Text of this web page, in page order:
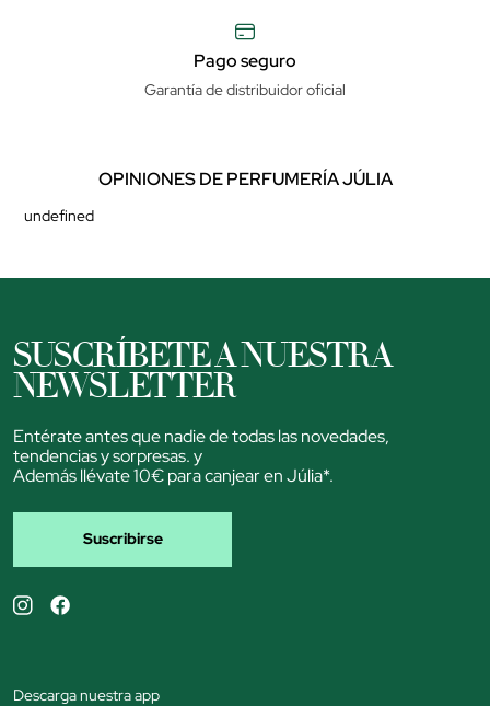
Pago seguro
Garantía de distribuidor oficial
OPINIONES DE PERFUMERÍA JÚLIA
undefined
SUSCRÍBETE A NUESTRA
NEWSLETTER
Entérate antes que nadie de todas las novedades,
tendencias y sorpresas. y
Además llévate 10€ para canjear en Júlia*.
Suscribirse
Descarga nuestra app